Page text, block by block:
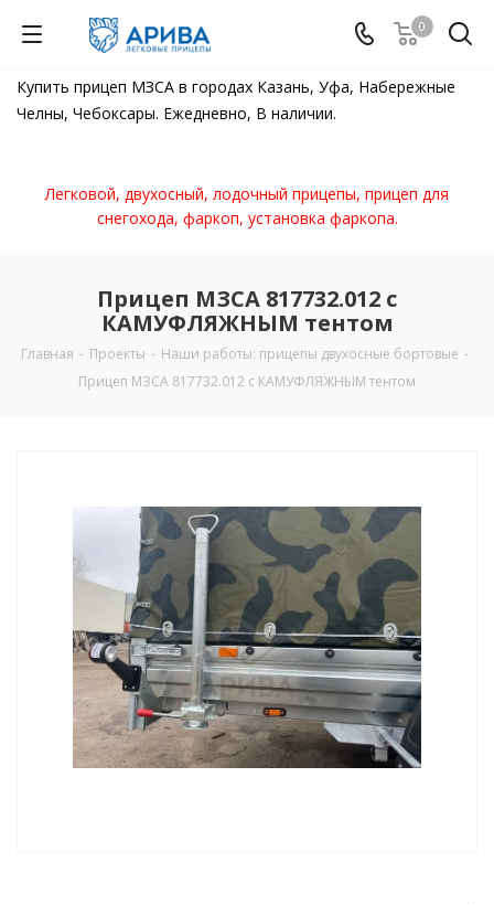
0
Купить прицеп МЗСА в городах Казань, Уфа, Набережные
Челны, Чебоксары. Ежедневно, В наличии.
Легковой, двухосный, лодочный прицепы, прицеп для
снегохода, фаркоп, установка фаркопа.
Прицеп МЗСА 817732.012 с
КАМУФЛЯЖНЫМ тентом
Главная - Проекты - Наши работы: прицепы двухосные бортовые -
Прицеп МЗСА 817732.012 с КАМУФЛЯЖНЫМ тентом